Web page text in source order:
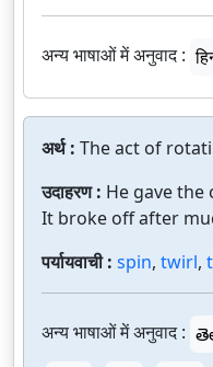
अन्य भाषाओं में अनुवाद :
अर्थ : The act of
उदाहरण : He gave the
It broke off after
पर्यायवाची : spin, twirl,
अन्य भाषाओं में अनुवाद :